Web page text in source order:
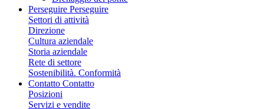
Perseguire Perseguire
Settori di attività
Direzione
Cultura aziendale
Storia aziendale
Rete di settore
Sostenibilità. Conformità
Contatto Contatto
Posizioni
Servizi e vendite